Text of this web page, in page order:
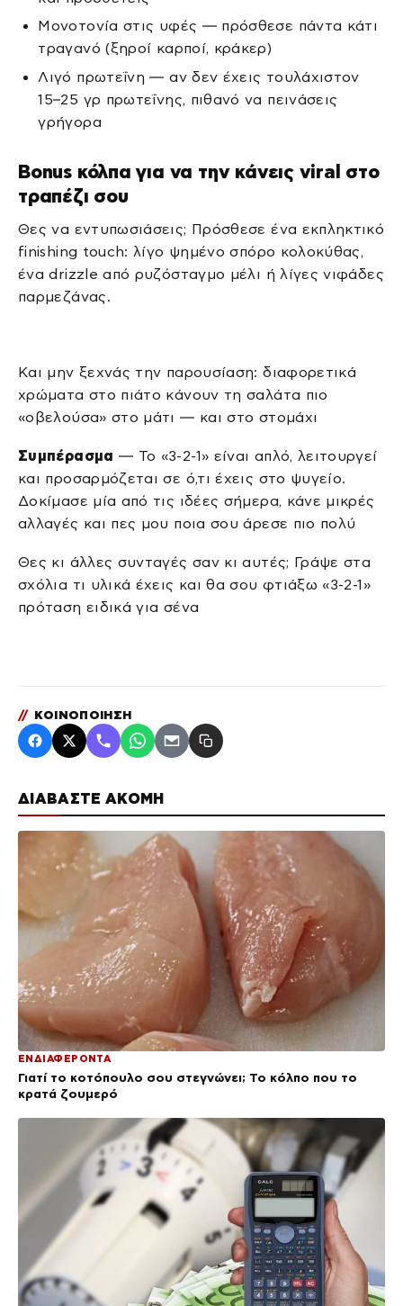
ΔΙΑΒΑΣΤΕ ΑΚΟΜΗ
ΕΝΔΙΑΦΕΡΟΝΤΑ
Γιατί το κοτόπουλο σου στεγνώνει; Το κόλπο που το
κρατά ζουμερό
Μονοτονία στις υφές — πρόσθεσε πάντα κάτι
τραγανό (ξηροί καρποί, κράκερ)
Λιγό πρωτεΐνη — αν δεν έχεις τουλάχιστον
15–25 γρ πρωτεΐνης, πιθανό να πεινάσεις
γρήγορα
Bonus κόλπα για να την κάνεις viral στο
τραπέζι σου
Θες να εντυπωσιάσεις; Πρόσθεσε ένα εκπληκτικό
finishing touch: λίγο ψημένο σπόρο κολοκύθας,
ένα drizzle από ρυζόσταγμο μέλι ή λίγες νιφάδες
παρμεζάνας.
Και μην ξεχνάς την παρουσίαση: διαφορετικά
χρώματα στο πιάτο κάνουν τη σαλάτα πιο
«οβελούσα» στο μάτι — και στο στομάχι
Συμπέρασμα — Το «3-2-1» είναι απλό, λειτουργεί
και προσαρμόζεται σε ό,τι έχεις στο ψυγείο.
Δοκίμασε μία από τις ιδέες σήμερα, κάνε μικρές
αλλαγές και πες μου ποια σου άρεσε πιο πολύ
Θες κι άλλες συνταγές σαν κι αυτές; Γράψε στα
σχόλια τι υλικά έχεις και θα σου φτιάξω «3-2-1»
πρόταση ειδικά για σένα
// ΚΟΙΝΟΠΟΙΗΣΗ